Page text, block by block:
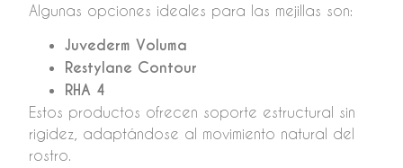
Algunas opciones ideales para las mejillas son:
Juvederm Voluma
Restylane Contour
RHA 4
Estos productos ofrecen soporte estructural sin
rigidez, adaptándose al movimiento natural del
rostro.